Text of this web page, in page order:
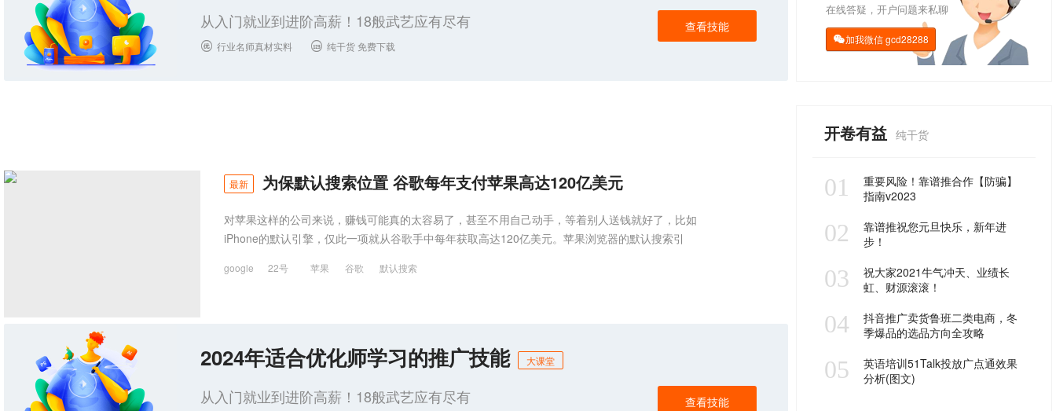
从入门就业到进阶高薪！18般武艺应有尽有
 行业名师真材实料  纯干货 免费下载
查看技能
最新 为保默认搜索位置 谷歌每年支付苹果高达120亿美元
对苹果这样的公司来说，赚钱可能真的太容易了，甚至不用自己动手，等着别人送钱就好了，比如
iPhone的默认引擎，仅此一项就从谷歌手中每年获取高达120亿美元。苹果浏览器的默认搜索引
google 22号 苹果 谷歌 默认搜索
2024年适合优化师学习的推广技能 大课堂
从入门就业到进阶高薪！18般武艺应有尽有 查看技能
在线答疑，开户问题来私聊
加我微信gcd28288
开卷有益 纯干货
01
重要风险！靠谱推合作【防骗】
指南v2023
02
靠谱推祝您元旦快乐，新年进
步！
03
祝大家2021牛气冲天、业绩长
虹、财源滚滚！
04
抖音推广卖货鲁班二类电商，冬
季爆品的选品方向全攻略
05
英语培训51Talk投放广点通效果
分析(图文)